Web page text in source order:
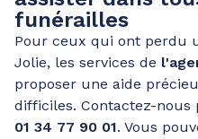
funérailles
Pour ceux qui ont perdu
Jolie, les services de
proposer une aide
difficiles. Contactez-nous
01 34 77 90 01. Vous